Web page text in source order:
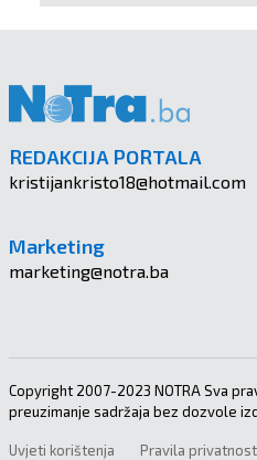
REDAKCIJA PORTALA
kristijankristo18@hotmail.com
Marketing
marketing@notra.ba
Copyright 2007-2023 NOTRA Sva
preuzimanje sadržaja bez dozvole
Uvjeti korištenja Pravila